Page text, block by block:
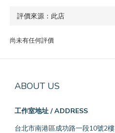
尚未有任何評價
ABOUT US
工作室地址 / ADDRESS
台北市南港區成功路一段10號2樓